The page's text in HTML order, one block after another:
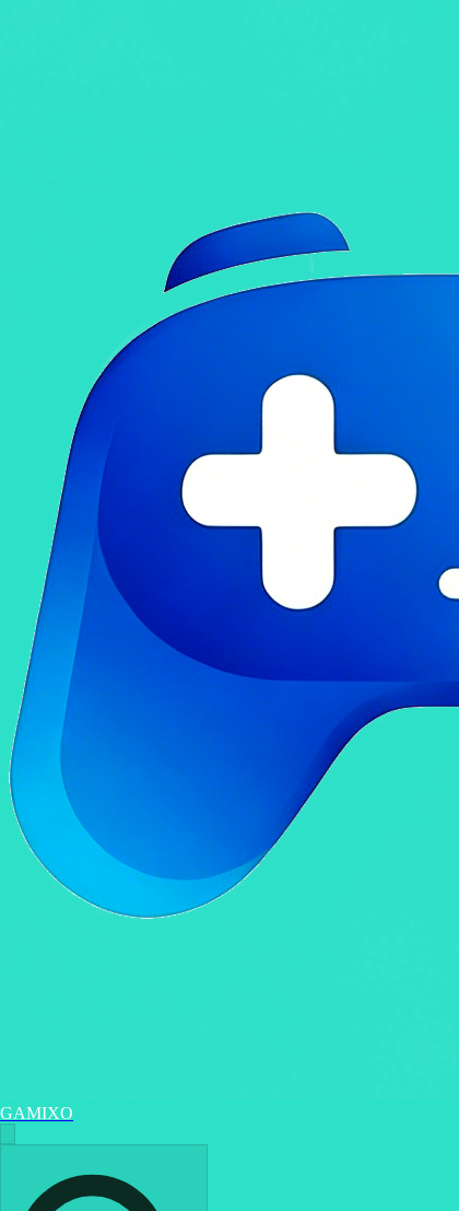
GAMIXO